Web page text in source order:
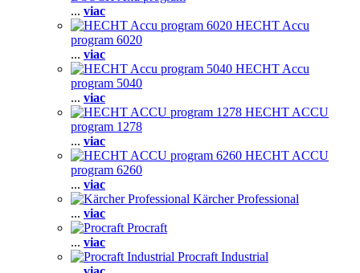
... viac
HECHT Accu
program 6020
... viac
HECHT Accu
program 5040
... viac
HECHT ACCU
program 1278
... viac
HECHT ACCU
program 6260
... viac
Kärcher Professional
... viac
Procraft
... viac
Procraft Industrial